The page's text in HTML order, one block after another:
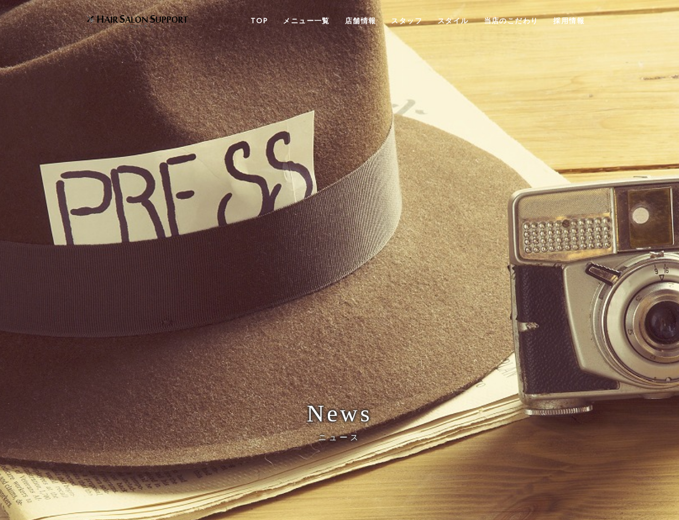
TOP メニュー一覧 店舗情報 スタッフ スタイル 当店のこだわり 採用情報
News
ニュース